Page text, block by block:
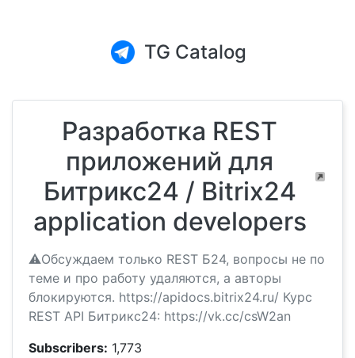
TG Catalog
Разработка REST
приложений для
Битрикс24 / Bitrix24
application developers
⚠️Обсуждаем только REST Б24, вопросы не по
теме и про работу удаляются, а авторы
блокируются. https://apidocs.bitrix24.ru/ Курс
REST API Битрикс24: https://vk.cc/csW2an
Subscribers: 1,773